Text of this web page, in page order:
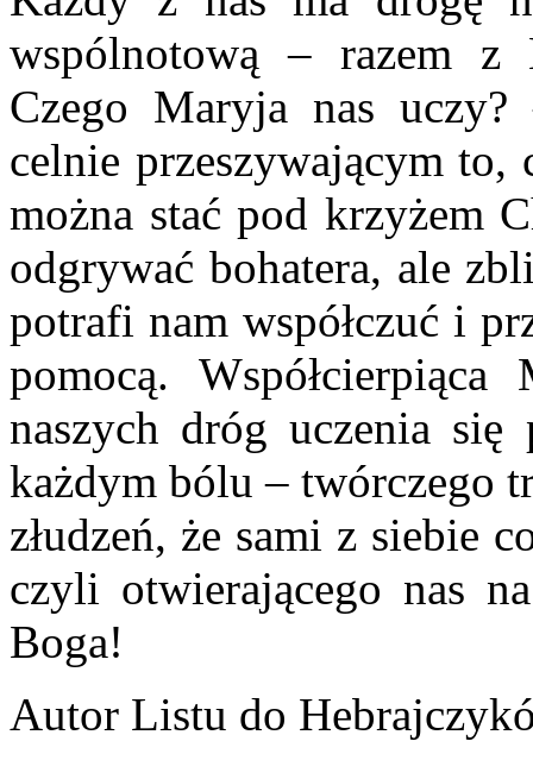
wspólnotową – razem z
Czego Maryja nas
celnie przeszywającym to,
można stać pod krzyżem
odgrywać bohatera, ale
potrafi nam współczuć i
pomocą.
naszych dróg uczenia
każdym bólu – twórczego
złudzeń, że sami z siebie
czyli otwierającego nas
Boga!
Autor Listu do